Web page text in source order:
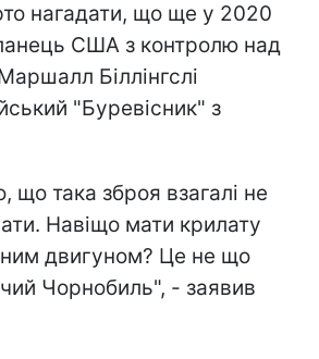
нагадати, що ще у 2020
США з контролю над
Біллінгслі
"Буревісник" з
така зброя взагалі не
Навіщо мати крилату
двигуном? Це не що
Чорнобиль", - заявив